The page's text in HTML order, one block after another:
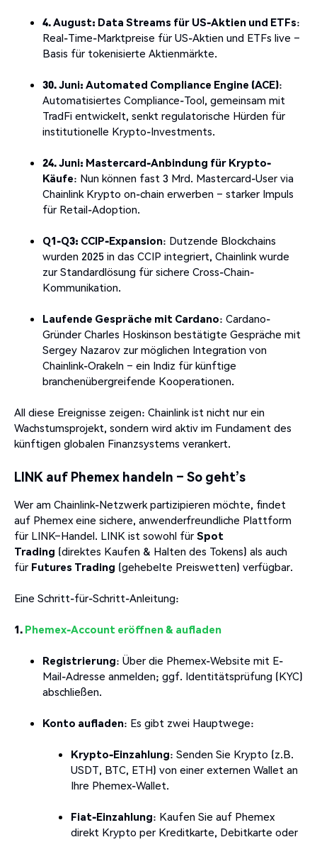
4. August: Data Streams für US-Aktien und ETFs:
Real-Time-Marktpreise für US-Aktien und ETFs live –
Basis für tokenisierte Aktienmärkte.
30. Juni: Automated Compliance Engine (ACE):
Automatisiertes Compliance-Tool, gemeinsam mit
TradFi entwickelt, senkt regulatorische Hürden für
institutionelle Krypto-Investments.
24. Juni: Mastercard-Anbindung für Krypto-
Käufe: Nun können fast 3 Mrd. Mastercard-User via
Chainlink Krypto on-chain erwerben – starker Impuls
für Retail-Adoption.
Q1-Q3: CCIP-Expansion: Dutzende Blockchains
wurden 2025 in das CCIP integriert, Chainlink wurde
zur Standardlösung für sichere Cross-Chain-
Kommunikation.
Laufende Gespräche mit Cardano: Cardano-
Gründer Charles Hoskinson bestätigte Gespräche mit
Sergey Nazarov zur möglichen Integration von
Chainlink-Orakeln – ein Indiz für künftige
branchenübergreifende Kooperationen.
All diese Ereignisse zeigen: Chainlink ist nicht nur ein
Wachstumsprojekt, sondern wird aktiv im Fundament des
künftigen globalen Finanzsystems verankert.
LINK auf Phemex handeln – So geht’s
Wer am Chainlink-Netzwerk partizipieren möchte, findet
auf Phemex eine sichere, anwenderfreundliche Plattform
für LINK–Handel. LINK ist sowohl für Spot
Trading (direktes Kaufen & Halten des Tokens) als auch
für Futures Trading (gehebelte Preiswetten) verfügbar.
Eine Schritt-für-Schritt-Anleitung:
1. Phemex-Account eröffnen & aufladen
Registrierung: Über die Phemex-Website mit E-
Mail-Adresse anmelden; ggf. Identitätsprüfung (KYC)
abschließen.
Konto aufladen: Es gibt zwei Hauptwege:
Krypto-Einzahlung: Senden Sie Krypto (z.B.
USDT, BTC, ETH) von einer externen Wallet an
Ihre Phemex-Wallet.
Fiat-Einzahlung: Kaufen Sie auf Phemex
direkt Krypto per Kreditkarte, Debitkarte oder